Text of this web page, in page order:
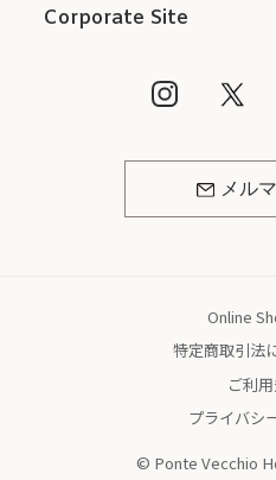
Corporate Site
メル
Online
特定商取引法
ご利
プライバシ
© Ponte Vecchio